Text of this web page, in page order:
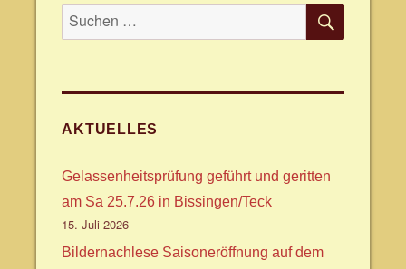
Suche
nach:
AKTUELLES
Gelassenheitsprüfung geführt und geritten
am Sa 25.7.26 in Bissingen/Teck
15. Juli 2026
Bildernachlese Saisoneröffnung auf dem